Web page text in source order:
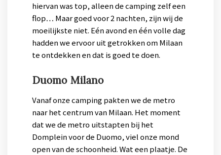
hiervan was top, alleen de camping zelf een
flop… Maar goed voor 2 nachten, zijn wij de
moeilijkste niet. Eén avond en één volle dag
hadden we ervoor uit getrokken om Milaan
te ontdekken en dat is goed te doen.
Duomo Milano
Vanaf onze camping pakten we de metro
naar het centrum van Milaan. Het moment
dat we de metro uitstapten bij het
Domplein voor de Duomo, viel onze mond
open van de schoonheid. Wat een plaatje. De